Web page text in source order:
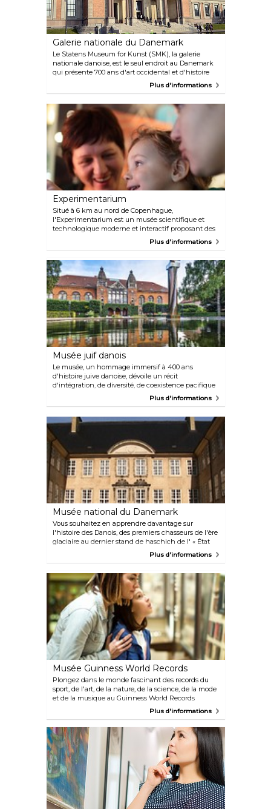
Galerie nationale du Danemark
Le Statens Museum for Kunst (SMK), la galerie
nationale danoise, est le seul endroit au Danemark
qui présente 700 ans d'art occidental et d'histoire
culturelle sous un même toit. Une visite au musée
l'architecture du bâtiment qui représente une
fusion du nouveau et de l'ancien.
Plus d'informations
Experimentarium
Situé à 6 km au nord de Copenhague,
l'Experimentarium est un musée scientifique et
technologique moderne et interactif proposant des
expériences et des activités passionnantes qui
citons « Le tunnel des sens » et « Le labyrinthe de
lumière ».
Plus d'informations
Musée juif danois
Le musée, un hommage immersif à 400 ans
d'histoire juive danoise, dévoile un récit
d'intégration, de diversité, de coexistence pacifique
et d'humanité. Le spectaculaire espace d'exposition
a été conçu par l'architecte de renommée mondiale
Plus d'informations
Musée national du Danemark
Vous souhaitez en apprendre davantage sur
l'histoire des Danois, des premiers chasseurs de l'ère
glaciaire au dernier stand de haschich de l' « État
libre » de Christiania ? Vous voulez voir l'une des
du Danemark est un incontournable pour tous les
visiteurs de Copenhague. Le plus important et le
plus grand musée culturel et historique du
Danemark accueille une grande variété
d'expositions fascinantes.
Plus d'informations
Musée Guinness World Records
Plongez dans le monde fascinant des records du
sport, de l'art, de la nature, de la science, de la mode
et de la musique au Guinness World Records
Museum situé au cœur de Copenhague. Rencontrez
le plus grand du monde, qui mesure 272 cm, ou
regardez l'installation de 1 382 101 dominos tomber.
Plongez dans le monde de la musique avec Michael
Jackson, et de la mode avec Marilyn Monroe. Cette
expérience familiale promet un voyage divertissant
à travers des records captivants et des personnalités
emblématiques.
Plus d'informations